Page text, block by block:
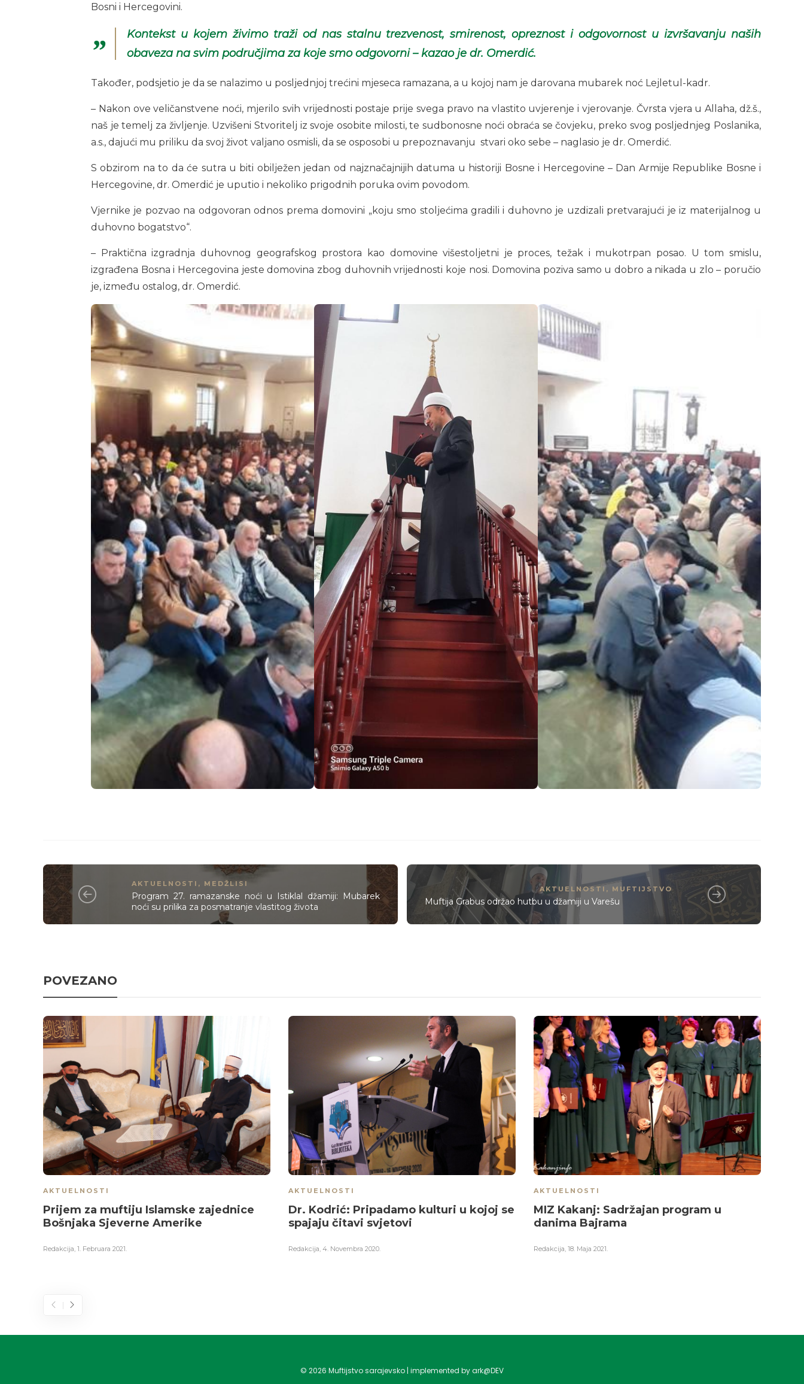
Bosni i Hercegovini.
Kontekst u kojem živimo traži od nas stalnu trezvenost, smirenost, opreznost i odgovornost u izvršavanju naših
obaveza na svim područjima za koje smo odgovorni – kazao je dr. Omerdić.
Također, podsjetio je da se nalazimo u posljednjoj trećini mjeseca ramazana, a u kojoj nam je darovana mubarek noć Lejletul-kadr.
– Nakon ove veličanstvene noći, mjerilo svih vrijednosti postaje prije svega pravo na vlastito uvjerenje i vjerovanje. Čvrsta vjera u Allaha, dž.š.,
naš je temelj za življenje. Uzvišeni Stvoritelj iz svoje osobite milosti, te sudbonosne noći obraća se čovjeku, preko svog posljednjeg Poslanika,
a.s., dajući mu priliku da svoj život valjano osmisli, da se osposobi u prepoznavanju stvari oko sebe – naglasio je dr. Omerdić.
S obzirom na to da će sutra u biti obilježen jedan od najznačajnijih datuma u historiji Bosne i Hercegovine – Dan Armije Republike Bosne i
Hercegovine, dr. Omerdić je uputio i nekoliko prigodnih poruka ovim povodom.
Vjernike je pozvao na odgovoran odnos prema domovini „koju smo stoljećima gradili i duhovno je uzdizali pretvarajući je iz materijalnog u
duhovno bogatstvo“.
– Praktična izgradnja duhovnog geografskog prostora kao domovine višestoljetni je proces, težak i mukotrpan posao. U tom smislu,
izgrađena Bosna i Hercegovina jeste domovina zbog duhovnih vrijednosti koje nosi. Domovina poziva samo u dobro a nikada u zlo – poručio
je, između ostalog, dr. Omerdić.
AKTUELNOSTI , MEDŽLISI
Program 27. ramazanske noći u Istiklal džamiji: Mubarek
noći su prilika za posmatranje vlastitog života
AKTUELNOSTI , MUFTIJSTVO
Muftija Grabus održao hutbu u džamiji u Varešu
POVEZANO
AKTUELNOSTI
Prijem za muftiju Islamske zajednice
Bošnjaka Sjeverne Amerike
Redakcija, 1. Februara 2021.
AKTUELNOSTI
Dr. Kodrić: Pripadamo kulturi u kojoj se
spajaju čitavi svjetovi
Redakcija, 4. Novembra 2020.
AKTUELNOSTI
MIZ Kakanj: Sadržajan program u
danima Bajrama
Redakcija, 18. Maja 2021.
© 2026 Muftijstvo sarajevsko | implemented by ark@DEV